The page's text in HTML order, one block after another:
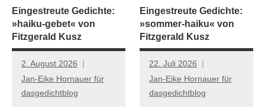
Eingestreute Gedichte:
»haiku-gebet« von
Fitzgerald Kusz
2. August 2026
Jan-Eike Hornauer für
dasgedichtblog
Eingestreute Gedichte:
»sommer-haiku« von
Fitzgerald Kusz
22. Juli 2026
Jan-Eike Hornauer für
dasgedichtblog